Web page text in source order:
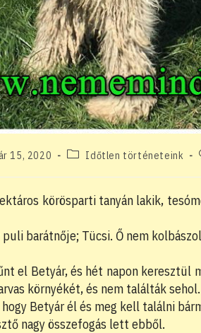
15, 2020
PostIdőtlen történeteink
körösparti tanyán lakik,
puli barátnője; Tücsi. Ő nem
el Betyár, és hét napon keresztül
környékét, és nem találták sehol.
Betyár él és meg kell találni
nagy összefogás lett ebből.